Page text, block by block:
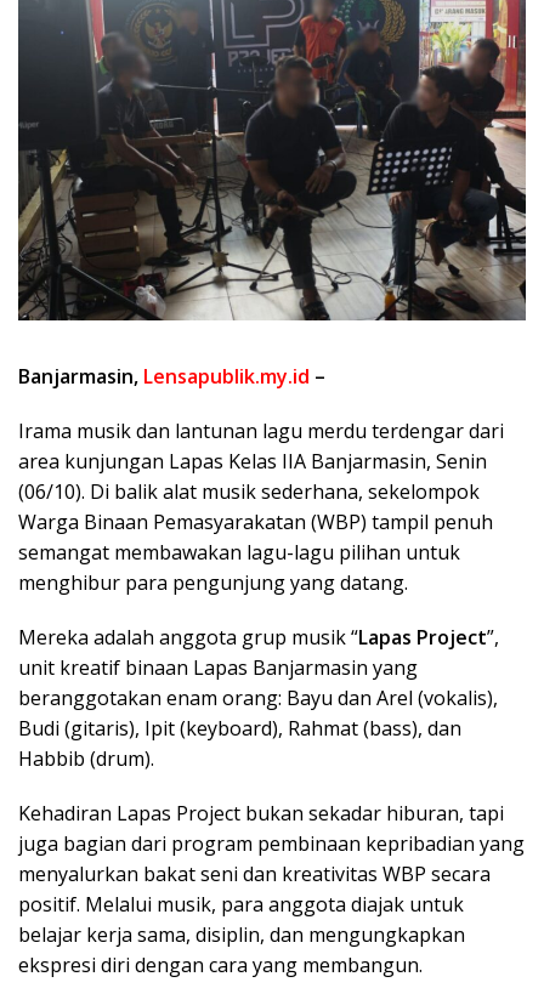
Banjarmasin, Lensapublik.my.id –
Irama musik dan lantunan lagu merdu terdengar dari
area kunjungan Lapas Kelas IIA Banjarmasin, Senin
(06/10). Di balik alat musik sederhana, sekelompok
Warga Binaan Pemasyarakatan (WBP) tampil penuh
semangat membawakan lagu-lagu pilihan untuk
menghibur para pengunjung yang datang.
Mereka adalah anggota grup musik “Lapas Project”,
unit kreatif binaan Lapas Banjarmasin yang
beranggotakan enam orang: Bayu dan Arel (vokalis),
Budi (gitaris), Ipit (keyboard), Rahmat (bass), dan
Habbib (drum).
Kehadiran Lapas Project bukan sekadar hiburan, tapi
juga bagian dari program pembinaan kepribadian yang
menyalurkan bakat seni dan kreativitas WBP secara
positif. Melalui musik, para anggota diajak untuk
belajar kerja sama, disiplin, dan mengungkapkan
ekspresi diri dengan cara yang membangun.